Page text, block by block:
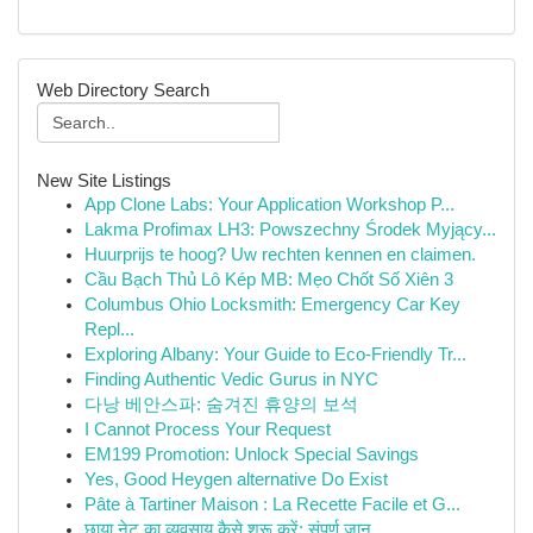
Web Directory Search
New Site Listings
App Clone Labs: Your Application Workshop P...
Lakma Profimax LH3: Powszechny Środek Myjący...
Huurprijs te hoog? Uw rechten kennen en claimen.
Cầu Bạch Thủ Lô Kép MB: Mẹo Chốt Số Xiên 3
Columbus Ohio Locksmith: Emergency Car Key
Repl...
Exploring Albany: Your Guide to Eco-Friendly Tr...
Finding Authentic Vedic Gurus in NYC
다낭 베안스파: 숨겨진 휴양의 보석
I Cannot Process Your Request
EM199 Promotion: Unlock Special Savings
Yes, Good Heygen alternative Do Exist
Pâte à Tartiner Maison : La Recette Facile et G...